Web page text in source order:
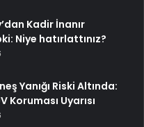
Kadir İnanır
Niye hatırlattınız?
Yanığı Riski Altında:
Koruması Uyarısı